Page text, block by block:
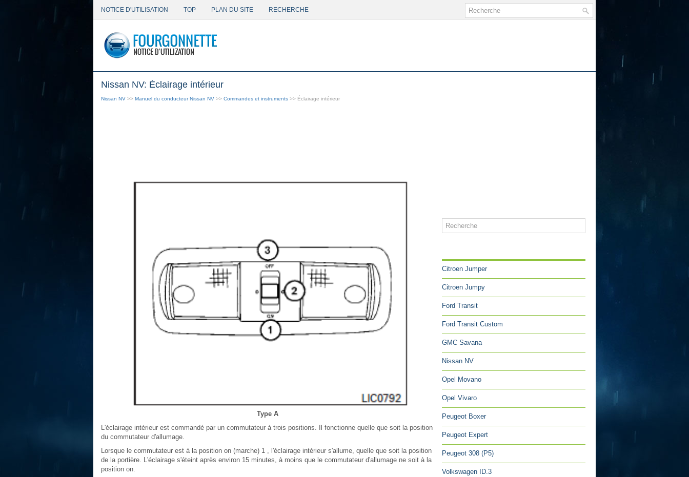
NOTICE D'UTILISATION TOP PLAN DU SITE RECHERCHE
Nissan NV: Éclairage intérieur
Nissan NV >> Manuel du conducteur Nissan NV >> Commandes et instruments >> Éclairage intérieur
Type A
L'éclairage intérieur est commandé par un commutateur à trois positions. Il fonctionne quelle que soit la position
du commutateur d'allumage.
Lorsque le commutateur est à la position on (marche) 1 , l'éclairage intérieur s'allume, quelle que soit la position
de la portière. L'éclairage s'éteint après environ 15 minutes, à moins que le commutateur d'allumage ne soit à la
position on.
Citroen Jumper
Citroen Jumpy
Ford Transit
Ford Transit Custom
GMC Savana
Nissan NV
Opel Movano
Opel Vivaro
Peugeot Boxer
Peugeot Expert
Peugeot 308 (P5)
Volkswagen ID.3